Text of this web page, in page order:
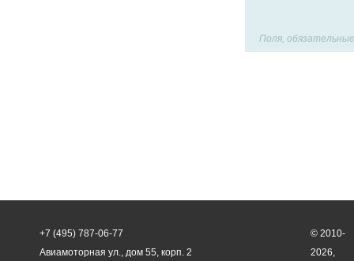
Поля,
+7 (495) 787-06-77
Авиамоторная ул., дом 55, корп. 2
© 2010-
2026,